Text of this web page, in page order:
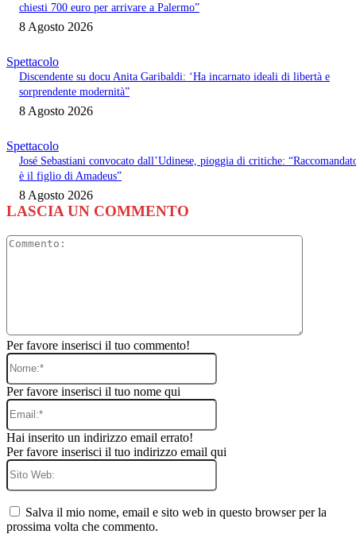
chiesti 700 euro per arrivare a Palermo”
8 Agosto 2026
Spettacolo
Discendente su docu Anita Garibaldi: ‘Ha incarnato ideali di libertà e
sorprendente modernità”
8 Agosto 2026
Spettacolo
José Sebastiani convocato dall’Udinese, pioggia di critiche:
è il figlio di Amadeus”
8 Agosto 2026
LASCIA UN COMMENTO
Per favore inserisci il tuo commento!
Nome:*
Per favore inserisci il tuo nome qui
Email:*
Hai inserito un indirizzo email errato!
Per favore inserisci il tuo indirizzo email qui
Sito
Salva il mio nome, email e sito web in questo browser per la
prossima volta che commento.